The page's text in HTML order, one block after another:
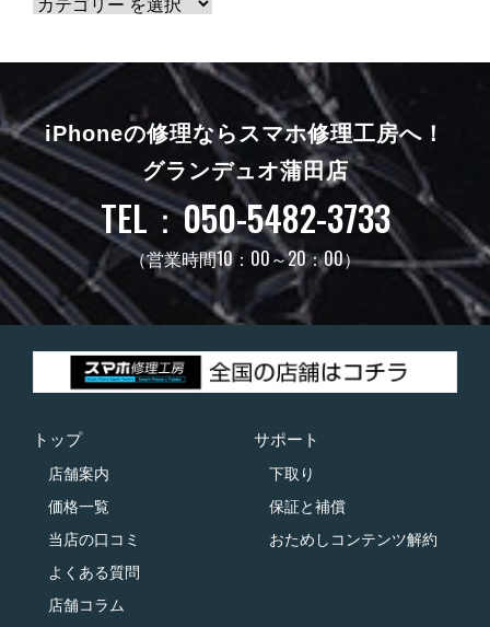
iPhoneの修理ならスマホ修理工房へ！
グランデュオ蒲田店
TEL：050-5482-3733
（営業時間10：00～20：00）
トップ
店舗案内
価格一覧
当店の口コミ
よくある質問
店舗コラム
サポート
下取り
保証と補償
おためしコンテンツ解約